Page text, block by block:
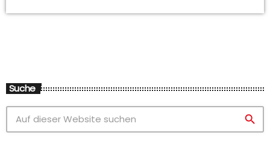
Suche
search